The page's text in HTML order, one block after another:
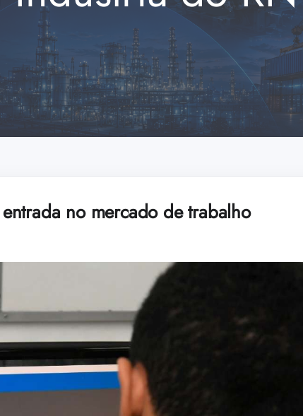
no mercado de trabalho